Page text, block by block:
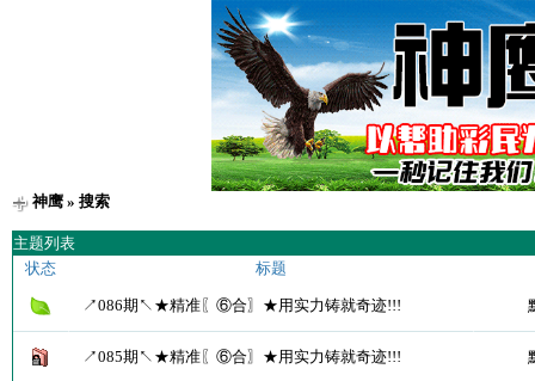
神鹰» 搜索
主题列表
状态
标题
↗086期↖★精准〖⑥合〗★用实力铸就奇迹!!!
↗085期↖★精准〖⑥合〗★用实力铸就奇迹!!!